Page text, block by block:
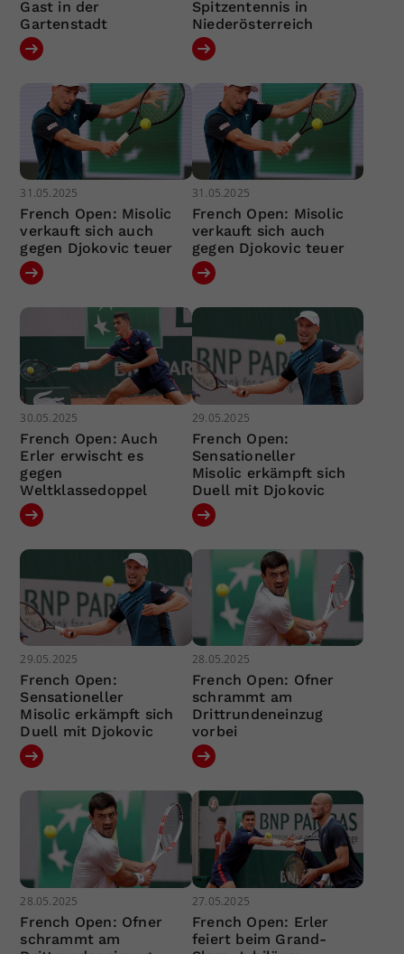
Gast in der
Gartenstadt
Spitzentennis in
Niederösterreich
31.05.2025
French Open: Misolic
verkauft sich auch
gegen Djokovic teuer
31.05.2025
French Open: Misolic
verkauft sich auch
gegen Djokovic teuer
30.05.2025
French Open: Auch
Erler erwischt es
gegen
Weltklassedoppel
29.05.2025
French Open:
Sensationeller
Misolic erkämpft sich
Duell mit Djokovic
29.05.2025
French Open:
Sensationeller
Misolic erkämpft sich
Duell mit Djokovic
28.05.2025
French Open: Ofner
schrammt am
Drittrundeneinzug
vorbei
28.05.2025
French Open: Ofner
schrammt am
27.05.2025
French Open: Erler
feiert beim Grand-